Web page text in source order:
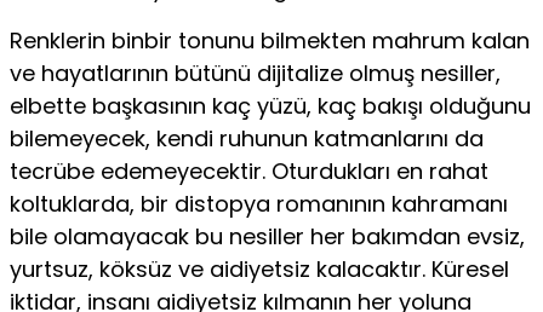
Renklerin binbir tonunu bilmekten mahrum kalan
ve hayatlarının bütünü dijitalize olmuş nesiller,
elbette başkasının kaç yüzü, kaç bakışı olduğunu
bilemeyecek, kendi ruhunun katmanlarını da
tecrübe edemeyecektir. Oturdukları en rahat
koltuklarda, bir distopya romanının kahramanı
bile olamayacak bu nesiller her bakımdan evsiz,
yurtsuz, köksüz ve aidiyetsiz kalacaktır. Küresel
iktidar, insanı aidiyetsiz kılmanın her yoluna